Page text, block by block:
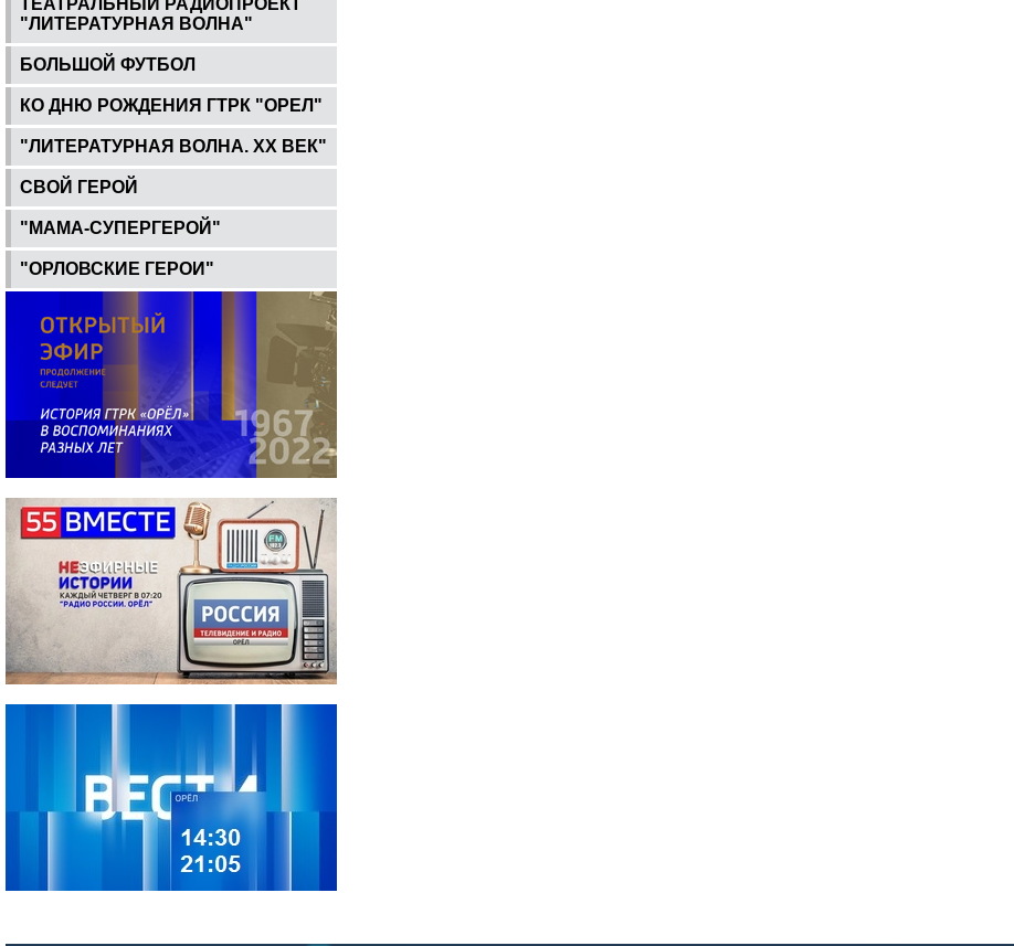
"ЛИТЕРАТУРНАЯ ВОЛНА"
БОЛЬШОЙ ФУТБОЛ
КО ДНЮ РОЖДЕНИЯ ГТРК "ОРЕЛ"
"ЛИТЕРАТУРНАЯ ВОЛНА. ХХ ВЕК"
СВОЙ ГЕРОЙ
"МАМА-СУПЕРГЕРОЙ"
"ОРЛОВСКИЕ ГЕРОИ"